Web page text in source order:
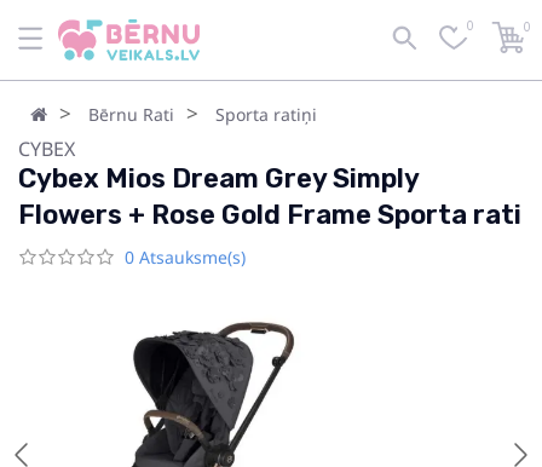
0 0
Bērnu Rati Sporta ratiņi
CYBEX
Cybex Mios Dream Grey Simply
Flowers + Rose Gold Frame Sporta rati
0 Atsauksme(s)